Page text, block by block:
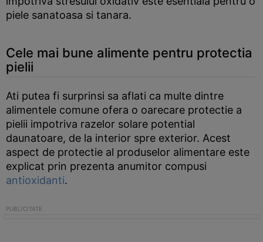
piele sanatoasa si tanara.
Cele mai bune alimente pentru protectia
pielii
Ati putea fi surprinsi sa aflati ca multe dintre
alimentele comune ofera o oarecare protectie a
pielii impotriva razelor solare potential
daunatoare, de la interior spre exterior. Acest
aspect de protectie al produselor alimentare este
explicat prin prezenta anumitor compusi
antioxidanti.